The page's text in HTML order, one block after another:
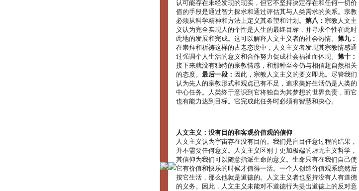
认可能存在未经发现的现实，但它不坚持决定存在和任何一切价
值的手段是通过智力探求和通过评估其与人类需求的关系。宗教
必须从科学精神和方法上定义其希望和计划。 第八： 宗教人文主
义认为完全实现人的个性是人生的最终目标，并寻求个性在此时
此地的发展和完成。这可以解释人文主义者的社会热情。 第九：
在崇拜和祈祷这样的古老态度中，人文主义者发现其宗教情感通
过强调个人生活的意义和合作努力促成社会福祉而体现。 第十：
接下来就没有独特的宗教情感，和那种至今仍与相信超自然相关
的态度。 最后一段： 因此，宗教人文主义的要义即此。尽管我们
认为先人的宗教形式和观点已有不足，追求美好生活仍是人类的
中心任务。人类终于意识到它将独自为其梦想的世界负责，而它
也有能力达到目标。它完成此任务时必须有智慧和决心。
人文主义：没有目的和客观价值观的信仰
人文主义认为宇宙存在没有目的。我们是盲目任意过程的结果，
并不需要任何意义。人文主义区别于更加极端的虚无主义哲学，
其信仰为我们可以随意指派生命的意义。生命只有在我们自己使
它有价值和快乐的时候才值得一活。一个人创造价值观系统然后
按它生活，那么他就是道德的。人文主义者也坚持没有人有道德
的义务。因此，人文主义未能对不道德行为提出道德上的反对意